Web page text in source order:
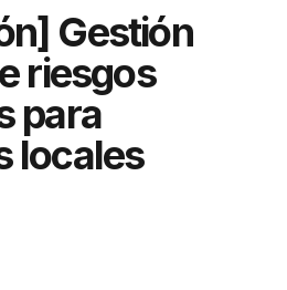
Energéticamente
Gestión
riesgos
para
locales